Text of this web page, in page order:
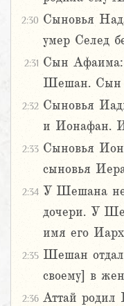
2:30 Сыновья
умер Селед
2:31 Сын
Шешан. Сын
2:32 Сыновья
и Ионафан.
2:33 Сыновья
сыновья
2:34 У Шешана не
дочери. У
имя его
2:35 Шешан
своему] в
2:36 Аттай